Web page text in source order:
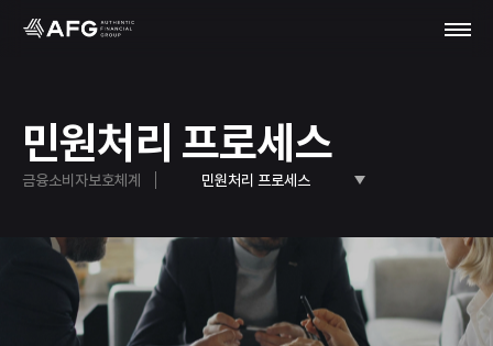
민원처리 프로세스
금융소비자보호체계 민원처리 프로세스